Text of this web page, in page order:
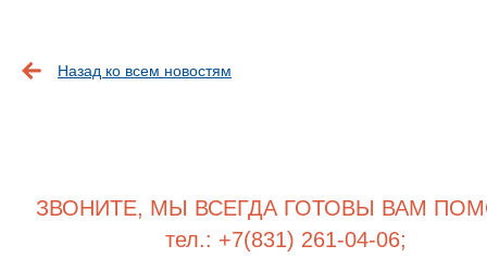
Назад ко всем новостям
ЗВОНИТЕ, МЫ ВСЕГДА ГОТОВЫ ВАМ
тел.: +7(831) 261-04-06;